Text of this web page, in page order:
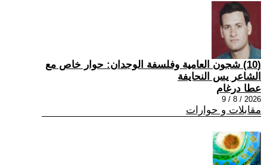
(10) شجون العامية وفلسفة الوجدان: حوار خاص مع
الشاعر يس النحايفة
عطا درغام
2026 / 8 / 9
مقابلات و حوارات